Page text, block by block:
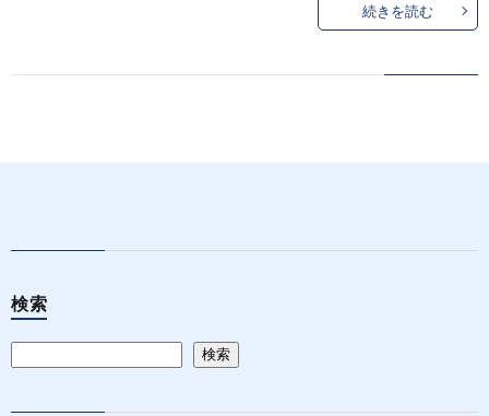
続きを読む
検索
検索